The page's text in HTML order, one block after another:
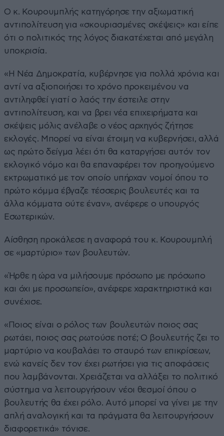
Ο κ. Κουρουμπλής κατηγόρησε την αξιωματική
αντιπολίτευση για «σκουριασμένες σκέψεις» και είπε
ότι ο πολιτικός της λόγος διακατέχεται από μεγάλη
υποκρισία.
«Η Νέα Δημοκρατία, κυβέρνησε για πολλά χρόνια και
αντί να αξιοποιήσει το χρόνο προκειμένου να
αντιληφθεί γιατί ο λαός την έστειλε στην
αντιπολίτευση, και να βρει νέα επιχειρήματα και
σκέψεις μόλις ανέλαβε ο νέος αρχηγός ζήτησε
εκλογές. Μπορεί να είναι έτοιμη να κυβερνήσει, αλλά
ως πρώτο δείγμα λέει ότι θα καταργήσει αυτόν τον
εκλογικό νόμο και θα επαναφέρει τον προηγούμενο
εκτρωματικό με τον οποίο υπήρχαν νομοί όπου το
πρώτο κόμμα έβγαζε τέσσερις βουλευτές και τα
άλλα κόμματα ούτε έναν», ανέφερε ο υπουργός
Εσωτερικών.
Αίσθηση προκάλεσε η αναφορά του κ. Κουρουμπλή
σε «μαρτύριο» των βουλευτών.
«Ήρθε η ώρα να μιλήσουμε πρόσωπο με πρόσωπο
και όχι με προσωπείο», ανέφερε χαρακτηριστικά και
συνέχισε.
«Ποιος είναι ο ρόλος των βουλευτών ποιος σας
ρωτάει, ποιος σας ρωτούσε ποτέ; Ο βουλευτής ζει το
μαρτύριο να κουβαλάει το σταυρό των επικρίσεων,
ενώ κανείς δεν τον έχει ρωτήσει για τις αποφάσεις
που λαμβάνονται. Χρειάζεται να αλλάξει το πολιτικό
σύστημα να λειτουργήσουν νέοι θεσμοί όπου ο
βουλευτής θα έχει ρόλο. Αυτό μπορεί να γίνει με την
απλή αναλογική και τα πράγματα θα λειτουργήσουν
διαφορετικά» τόνισε.